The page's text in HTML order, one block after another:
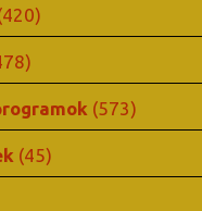
(573)
(45)